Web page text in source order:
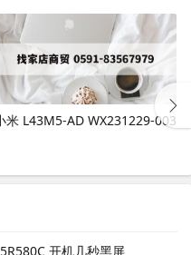
米 L43M5-AD WX231229-003
开机几秒黑屏